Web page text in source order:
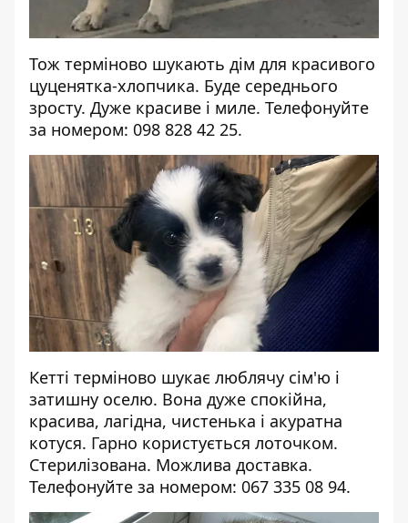
Тож терміново шукають дім для красивого
цуценятка-хлопчика. Буде середнього
зросту. Дуже красиве і миле. Телефонуйте
за номером: 098 828 42 25.
Кетті терміново шукає люблячу сім'ю і
затишну оселю. Вона дуже спокійна,
красива, лагідна, чистенька і акуратна
котуся. Гарно користується лоточком.
Стерилізована. Можлива доставка.
Телефонуйте за номером: 067 335 08 94.